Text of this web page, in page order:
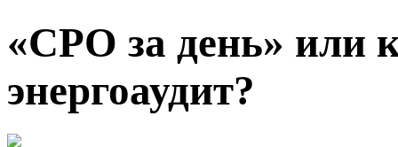
«СРО за день» или
энергоаудит?